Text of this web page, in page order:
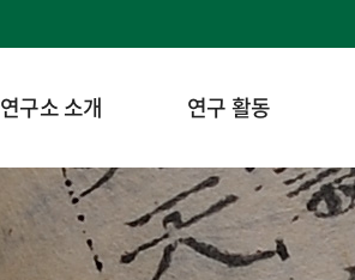
연구소 소개 연구 활동